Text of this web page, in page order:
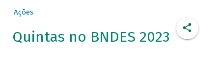
Ações
Quintas no BNDES 2023